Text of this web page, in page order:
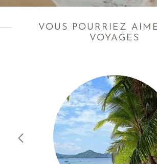
VOUS POURRIEZ
VOYAGES